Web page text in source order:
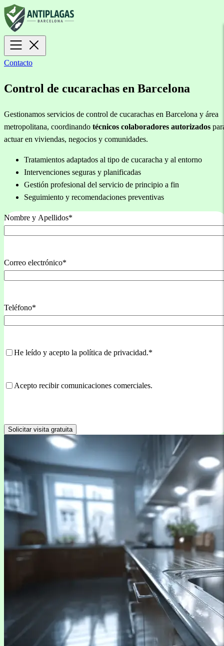
Contacto
Control de cucarachas en Barcelona
Gestionamos servicios de control de cucarachas en Barcelona y área
metropolitana, coordinando técnicos colaboradores autorizados
actuar en viviendas, negocios y comunidades.
Tratamientos adaptados al tipo de cucaracha y al entorno
Intervenciones seguras y planificadas
Gestión profesional del servicio de principio a fin
Seguimiento y recomendaciones preventivas
Nombre y Apellidos*
Correo electrónico*
Teléfono*
Consentimientos*
He leído y acepto la política de privacidad.*
Comunicaciones
Acepto recibir comunicaciones comerciales.